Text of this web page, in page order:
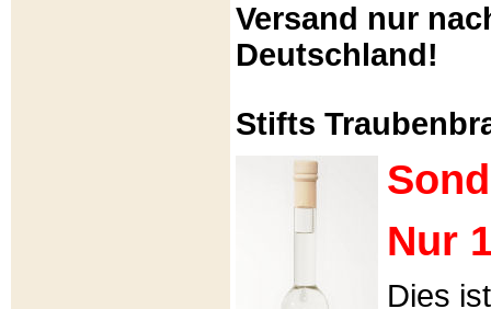
Versand nur
Deutschland!
Stifts
Nur
Dies